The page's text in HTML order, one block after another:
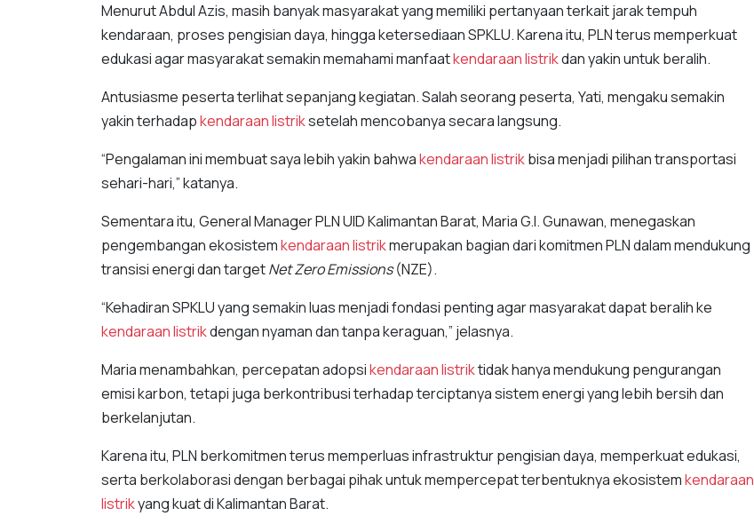
Menurut Abdul Azis, masih banyak masyarakat yang memiliki pertanyaan terkait jarak tempuh
kendaraan, proses pengisian daya, hingga ketersediaan SPKLU. Karena itu, PLN terus memperkuat
edukasi agar masyarakat semakin memahami manfaatkendaraan listrikdan yakin untuk beralih.
Antusiasme peserta terlihat sepanjang kegiatan. Salah seorang peserta, Yati, mengaku semakin
yakin terhadapkendaraan listriksetelah mencobanya secara langsung.
“Pengalaman ini membuat saya lebih yakin bahwakendaraan listrikbisa menjadi pilihan transportasi
sehari-hari,” katanya.
Sementara itu, General Manager PLN UID Kalimantan Barat, Maria G.I. Gunawan, menegaskan
pengembangan ekosistemkendaraan listrikmerupakan bagian dari komitmen PLN dalam mendukung
transisi energi dan targetNet Zero Emissions(NZE).
“Kehadiran SPKLU yang semakin luas menjadi fondasi penting agar masyarakat dapat beralih ke
kendaraan listrikdengan nyaman dan tanpa keraguan,” jelasnya.
Maria menambahkan, percepatan adopsikendaraan listriktidak hanya mendukung pengurangan
emisi karbon, tetapi juga berkontribusi terhadap terciptanya sistem energi yang lebih bersih dan
berkelanjutan.
Karena itu, PLN berkomitmen terus memperluas infrastruktur pengisian daya, memperkuat edukasi,
serta berkolaborasi dengan berbagai pihak untuk mempercepat terbentuknya ekosistemkendaraan
listrikyang kuat di Kalimantan Barat.